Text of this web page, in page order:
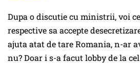
Dupa o discutie cu ministrii, voi
respective sa accepte
ajuta atat de tare Romania, n-ar
nu? Doar i s-a facut lobby de la